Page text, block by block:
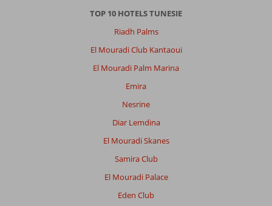
TOP 10 HOTELS TUNESIE
Riadh Palms
El Mouradi Club Kantaoui
El Mouradi Palm Marina
Emira
Nesrine
Diar Lemdina
El Mouradi Skanes
Samira Club
El Mouradi Palace
Eden Club